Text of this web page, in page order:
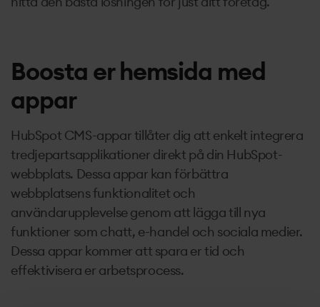
Boosta er hemsida med
appar
HubSpot CMS-appar tillåter dig att enkelt integrera
tredjepartsapplikationer direkt på din HubSpot-
webbplats. Dessa appar kan förbättra
webbplatsens funktionalitet och
användarupplevelse genom att lägga till nya
funktioner som chatt, e-handel och sociala medier.
Dessa appar kommer att spara er tid och
effektivisera er arbetsprocess.